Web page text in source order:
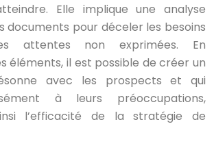
Elle implique une analyse
documents pour déceler les besoins
attentes non exprimées. En
éléments, il est possible de créer un
avec les prospects et qui
à leurs préoccupations,
l’efficacité de la stratégie de